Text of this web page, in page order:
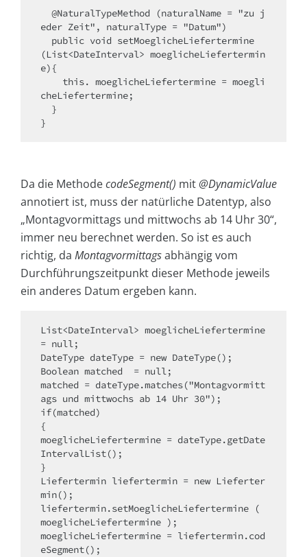
eder Zeit", naturalType = "Datum")
(List<DateInterval> moeglicheLiefertermin
e){
cheLiefertermine;
}
Da die MethodecodeSegment() mit@DynamicValue
annotiert ist, muss der natürliche Datentyp, also
„Montagvormittags und mittwochs ab 14 Uhr 30“,
immer neu berechnet werden. So ist es auch
richtig, da Montagvormittagsabhängig vom
Durchführungszeitpunkt dieser Methode jeweils
ein anderes Datum ergeben kann.
List<DateInterval> moeglicheLiefertermine
= null;
DateType dateType = new DateType();
Boolean matched  = null;
matched = dateType.matches("Montagvormitt
ags und mittwochs ab 14 Uhr 30");
if(matched)
{
moeglicheLiefertermine = dateType.getDate
IntervalList();
}
Liefertermin liefertermin = new Lieferter
min();
liefertermin.setMoeglicheLiefertermine (
moeglicheLiefertermine );
moeglicheLiefertermine = liefertermin.cod
eSegment();